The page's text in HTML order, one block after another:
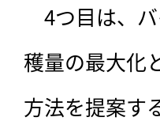
4つ目は、
穫量の最大化
方法を提案す